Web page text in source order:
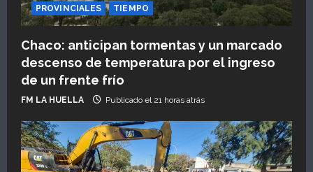
PROVINCIALES TIEMPO
Chaco: anticipan tormentas y un marcado
descenso de temperatura por el ingreso
de un frente frío
FM LA HUELLA Publicado el 21 horas atrás